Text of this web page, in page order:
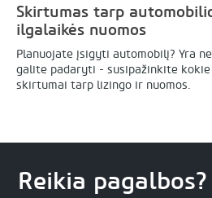
Skirtumas tarp
ilgalaikės nuomos
Planuojate įsigyti automobilį? Yra
galite padaryti - susipažinkite
skirtumai tarp lizingo ir nuomos.
Reikia pagalbos?